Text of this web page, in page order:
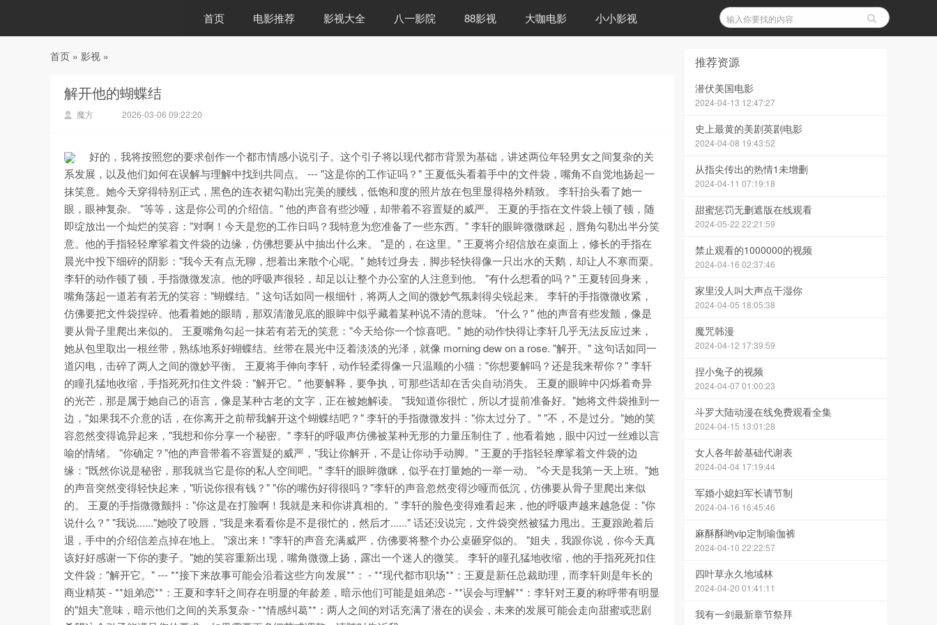
首页 电影推荐 影视大全 八一影院 88影视 大咖电影 小小影视
首页 » 影视 »
解开他的蝴蝶结
魔方 2026-03-06 09:22:20
好的，我将按照您的要求创作一个都市情感小说引子。这个引子将以现代都市背景为基础，讲述两位年轻男女之间复杂的关
系发展，以及他们如何在误解与理解中找到共同点。 --- "这是你的工作证吗？" 王夏低头看着手中的文件袋，嘴角不自觉地扬起一
抹笑意。她今天穿得特别正式，黑色的连衣裙勾勒出完美的腰线，低饱和度的照片放在包里显得格外精致。 李轩抬头看了她一
眼，眼神复杂。 "等等，这是你公司的介绍信。" 他的声音有些沙哑，却带着不容置疑的威严。 王夏的手指在文件袋上顿了顿，随
即绽放出一个灿烂的笑容："对啊！今天是您的工作日吗？我特意为您准备了一些东西。" 李轩的眼眸微微眯起，唇角勾勒出半分笑
意。他的手指轻轻摩挲着文件袋的边缘，仿佛想要从中抽出什么来。 "是的，在这里。" 王夏将介绍信放在桌面上，修长的手指在
晨光中投下细碎的阴影："我今天有点无聊，想着出来散个心呢。" 她转过身去，脚步轻快得像一只出水的天鹅，却让人不寒而栗。
李轩的动作顿了顿，手指微微发凉。他的呼吸声很轻，却足以让整个办公室的人注意到他。 "有什么想看的吗？" 王夏转回身来，
嘴角荡起一道若有若无的笑容："蝴蝶结。" 这句话如同一根细针，将两人之间的微妙气氛刺得尖锐起来。 李轩的手指微微收紧，
仿佛要把文件袋捏碎。他看着她的眼睛，那双清澈见底的眼眸中似乎藏着某种说不清的意味。 "什么？" 他的声音有些发颤，像是
要从骨子里爬出来似的。 王夏嘴角勾起一抹若有若无的笑意："今天给你一个惊喜吧。" 她的动作快得让李轩几乎无法反应过来，
她从包里取出一根丝带，熟练地系好蝴蝶结。丝带在晨光中泛着淡淡的光泽，就像 morning dew on a rose. "解开。" 这句话如同一
道闪电，击碎了两人之间的微妙平衡。 王夏将手伸向李轩，动作轻柔得像一只温顺的小猫："你想要解吗？还是我来帮你？" 李轩
的瞳孔猛地收缩，手指死死扣住文件袋："解开它。" 他要解释，要争执，可那些话却在舌尖自动消失。 王夏的眼眸中闪烁着奇异
的光芒，那是属于她自己的语言，像是某种古老的文字，正在被她解读。 "我知道你很忙，所以才提前准备好。"她将文件袋推到一
边，"如果我不介意的话，在你离开之前帮我解开这个蝴蝶结吧？" 李轩的手指微微发抖："你太过分了。" "不，不是过分。"她的笑
容忽然变得诡异起来，"我想和你分享一个秘密。" 李轩的呼吸声仿佛被某种无形的力量压制住了，他看着她，眼中闪过一丝难以言
喻的情绪。 "你确定？"他的声音带着不容置疑的威严，"我让你解开，不是让你动手动脚。" 王夏的手指轻轻摩挲着文件袋的边
缘："既然你说是秘密，那我就当它是你的私人空间吧。" 李轩的眼眸微眯，似乎在打量她的一举一动。 "今天是我第一天上班。"她
的声音突然变得轻快起来，"听说你很有钱？" "你的嘴伤好得很吗？"李轩的声音忽然变得沙哑而低沉，仿佛要从骨子里爬出来似
的。 王夏的手指微微颤抖："你这是在打脸啊！我就是来和你讲真相的。" 李轩的脸色变得难看起来，他的呼吸声越来越急促："你
说什么？" "我说......"她咬了咬唇，"我是来看看你是不是很忙的，然后才......" 话还没说完，文件袋突然被猛力甩出。王夏踉跄着后
退，手中的介绍信差点掉在地上。 "滚出来！"李轩的声音充满威严，仿佛要将整个办公桌砸穿似的。 "姐夫，我跟你说，你今天真
该好好感谢一下你的妻子。"她的笑容重新出现，嘴角微微上扬，露出一个迷人的微笑。 李轩的瞳孔猛地收缩，他的手指死死扣住
文件袋："解开它。" --- **接下来故事可能会沿着这些方向发展**： - **现代都市职场**：王夏是新任总裁助理，而李轩则是年长的
商业精英 - **姐弟恋**：王夏和李轩之间存在明显的年龄差，暗示他们可能是姐弟恋 - **误会与理解**：李轩对王夏的称呼带有明显
的"姐夫"意味，暗示他们之间的关系复杂 - **情感纠葛**：两人之间的对话充满了潜在的误会，未来的发展可能会走向甜蜜或悲剧
推荐资源
潜伏美国电影
2024-04-13 12:47:27
史上最黄的美剧英剧电影
2024-04-08 19:43:52
从指尖传出的热情1未增删
2024-04-11 07:19:18
甜蜜惩罚无删遮版在线观看
2024-05-22 22:21:59
禁止观看的1000000的视频
2024-04-16 02:37:46
家里没人叫大声点干湿你
2024-04-05 18:05:38
魔咒韩漫
2024-04-12 17:39:59
捏小兔子的视频
2024-04-07 01:00:23
斗罗大陆动漫在线免费观看全集
2024-04-15 13:01:28
女人各年龄基础代谢表
2024-04-04 17:19:44
军婚小媳妇军长请节制
2024-04-16 16:45:46
麻酥酥哟vip定制瑜伽裤
2024-04-10 22:22:57
四叶草永久地域林
2024-04-20 01:41:11
我有一剑最新章节祭拜